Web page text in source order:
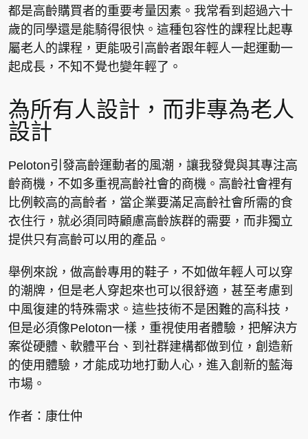
都是高齡購買者的重要考量因素。我常看到超過六十
歲的同學還是能騎得很快。這種包容性的課程比起專
屬老人的課程，更能吸引高齡者跟年輕人一起運動一
起成長，不知不覺也變年輕了。
為所有人設計，而非專為老人
設計
Peloton引發高齡運動者的風潮，讓我發覺與其專注高
齡商機，不如多重視高齡社會的商機。高齡社會裡有
比例較高的高齡者，當企業要滿足高齡社會所需的食
衣住行，就必須同時顧慮高齡族群的需要，而非獨立
提供只有高齡可以用的產品。
舉例來說，做高齡專用的鞋子，不如做年輕人可以穿
的潮牌，但是老人穿起來也可以很舒適，甚至考慮到
中風復建的特殊需求。這些技術不是困難的高科技，
但是必須像Peloton一樣，重視使用者體驗，把解決方
案從硬體、軟體平台、到社群建構都做到位，創造新
的使用體驗，才能成功地打動人心，進入創新的藍海
市場。
作者：康仕仲